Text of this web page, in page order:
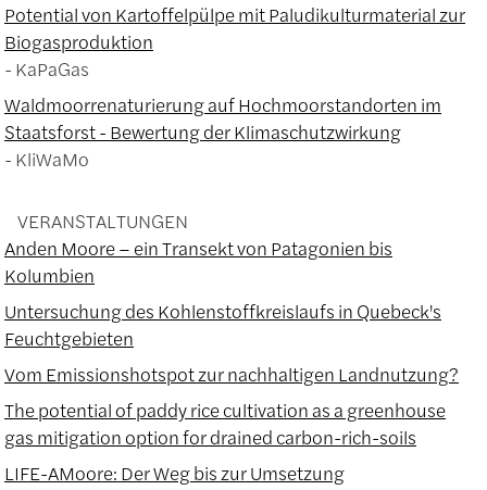
Potential von Kartoffelpülpe mit Paludikulturmaterial zur
Biogasproduktion
KaPaGas
Waldmoorrenaturierung auf Hochmoorstandorten im
Staatsforst - Bewertung der Klimaschutzwirkung
KliWaMo
VERANSTALTUNGEN
Anden Moore – ein Transekt von Patagonien bis
Kolumbien
Untersuchung des Kohlenstoffkreislaufs in Quebeck's
Feuchtgebieten
Vom Emissionshotspot zur nachhaltigen Landnutzung?
The potential of paddy rice cultivation as a greenhouse
gas mitigation option for drained carbon-rich-soils
LIFE-AMoore: Der Weg bis zur Umsetzung